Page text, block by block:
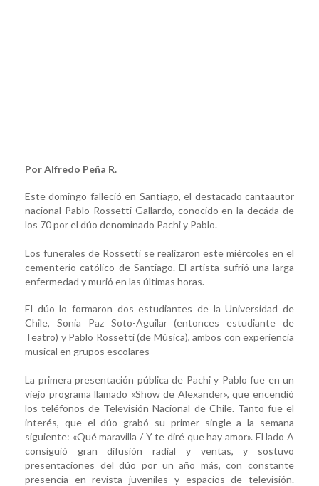
Por Alfredo Peña R.
Este domingo falleció en Santiago, el destacado cantaautor
nacional Pablo Rossetti Gallardo, conocido en la decáda de
los 70 por el dúo denominado Pachi y Pablo.
Los funerales de Rossetti se realizaron este miércoles en el
cementerio católico de Santiago. El artista sufrió una larga
enfermedad y murió en las últimas horas.
El dúo lo formaron dos estudiantes de la Universidad de
Chile, Sonia Paz Soto-Aguilar (entonces estudiante de
Teatro) y Pablo Rossetti (de Música), ambos con experiencia
musical en grupos escolares
La primera presentación pública de Pachi y Pablo fue en un
viejo programa llamado «Show de Alexander», que encendió
los teléfonos de Televisión Nacional de Chile. Tanto fue el
interés, que el dúo grabó su primer single a la semana
siguiente: «Qué maravilla / Y te diré que hay amor». El lado A
consiguió gran difusión radial y ventas, y sostuvo
presentaciones del dúo por un año más, con constante
presencia en revista juveniles y espacios de televisión.